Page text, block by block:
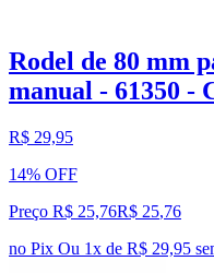
Rodel de 80 mm
manual - 61350 -
R$ 29,95
14% OFF
Preço R$ 25,76R$ 25,76
no Pix Ou 1x de R$ 29,95